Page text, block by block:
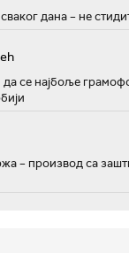
дана – не
да се најбоље
– производ са